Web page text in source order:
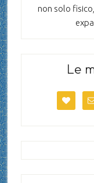
non solo
Le